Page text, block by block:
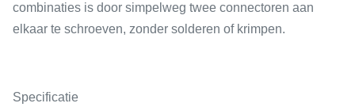
combinaties is door simpelweg twee connectoren aan
elkaar te schroeven, zonder solderen of krimpen.
Specificatie